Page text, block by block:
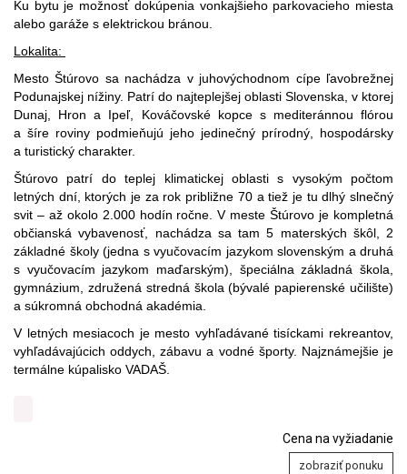
Ku bytu je možnosť dokúpenia vonkajšieho parkovacieho miesta
alebo garáže s elektrickou bránou.
Lokalita:
Mesto Štúrovo sa nachádza v juhovýchodnom cípe ľavobrežnej
Podunajskej nížiny. Patrí do najteplejšej oblasti Slovenska, v ktorej
Dunaj, Hron a Ipeľ, Kováčovské kopce s mediteránnou flórou
a šíre roviny podmieňujú jeho jedinečný prírodný, hospodársky
a turistický charakter.
Štúrovo patrí do teplej klimatickej oblasti s vysokým počtom
letných dní, ktorých je za rok približne 70 a tiež je tu dlhý slnečný
svit – až okolo 2.000 hodín ročne. V meste Štúrovo je kompletná
občianská vybavenosť, nachádza sa tam 5 materských škôl, 2
základné školy (jedna s vyučovacím jazykom slovenským a druhá
s vyučovacím jazykom maďarským), špeciálna základná škola,
gymnázium, združená stredná škola (bývalé papierenské učilište)
a súkromná obchodná akadémia.
V letných mesiacoch je mesto vyhľadávané tisíckami rekreantov,
vyhľadávajúcich oddych, zábavu a vodné športy. Najznámejšie je
termálne kúpalisko VADAŠ.
Cena na vyžiadanie
zobraziť ponuku